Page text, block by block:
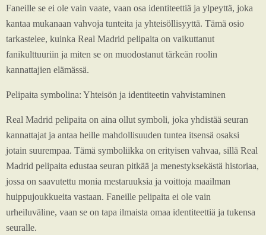
Faneille se ei ole vain vaate, vaan osa identiteettiä ja ylpeyttä, joka
kantaa mukanaan vahvoja tunteita ja yhteisöllisyyttä. Tämä osio
tarkastelee, kuinka Real Madrid pelipaita on vaikuttanut
fanikulttuuriin ja miten se on muodostanut tärkeän roolin
kannattajien elämässä.
Pelipaita symbolina: Yhteisön ja identiteetin vahvistaminen
Real Madrid pelipaita on aina ollut symboli, joka yhdistää seuran
kannattajat ja antaa heille mahdollisuuden tuntea itsensä osaksi
jotain suurempaa. Tämä symboliikka on erityisen vahvaa, sillä Real
Madrid pelipaita edustaa seuran pitkää ja menestyksekästä historiaa,
jossa on saavutettu monia mestaruuksia ja voittoja maailman
huippujoukkueita vastaan. Faneille pelipaita ei ole vain
urheiluväline, vaan se on tapa ilmaista omaa identiteettiä ja tukensa
seuralle.